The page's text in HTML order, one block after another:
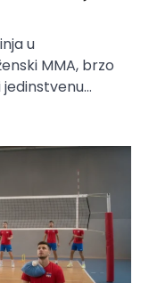
u
MMA, brzo